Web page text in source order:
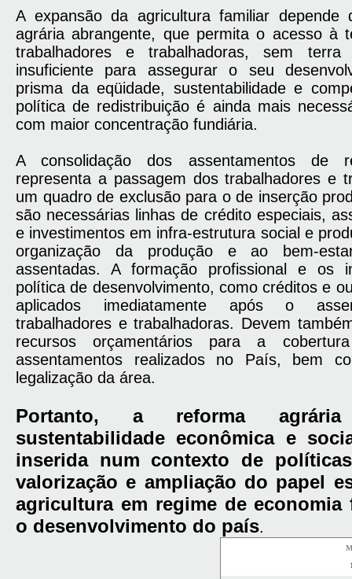
A expansão da agricultura familiar depende
agrária abrangente, que permita o acesso à
trabalhadores e trabalhadoras, sem
insuficiente para assegurar o seu
prisma da eqüidade, sustentabilidade e
política de redistribuição é ainda mais
com maior concentração fundiária.
A consolidação dos assentamentos de
representa a passagem dos trabalhadores e
um quadro de exclusão para o de inserção
são necessárias linhas de crédito especiais,
e investimentos em infra-estrutura social e
organização da produção e ao bem-
assentadas. A formação profissional e os
política de desenvolvimento, como créditos e
aplicados imediatamente após o
trabalhadores e trabalhadoras. Devem
recursos orçamentários para a
assentamentos realizados no País, bem
legalização da área.
Portanto, a reforma
sustentabilidade econômica e
inserida num contexto de
valorização e ampliação do papel
agricultura em regime de economia
o desenvolvimento do país.